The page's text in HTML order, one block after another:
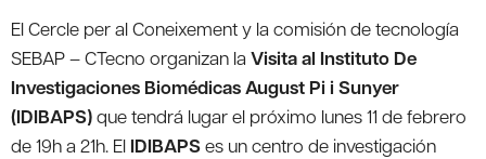
El Cercle per al Coneixement y la comisión de tecnología
SEBAP – CTecno organizan la Visita al Instituto De
Investigaciones Biomédicas August Pi i Sunyer
(IDIBAPS)que tendrá lugar el próximo lunes 11 de febrero
de 19h a 21h. El IDIBAPSes un centro de investigación